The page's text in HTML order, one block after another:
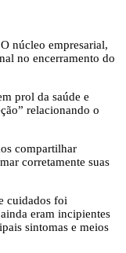
núcleo empresarial,
no encerramento do
prol da saúde e
relacionando o
compartilhar
corretamente suas
cuidados foi
eram incipientes
sintomas e meios